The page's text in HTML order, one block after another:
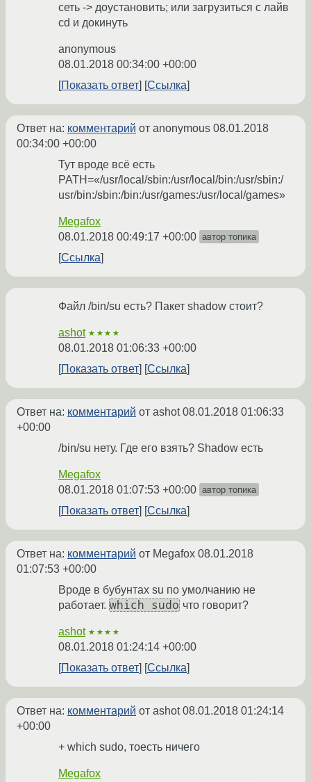
сеть -> доустановить; или загрузиться с лайв
cd и докинуть
anonymous
08.01.2018 00:34:00 +00:00
Показать ответ
Ссылка
Ответ на: комментарий от anonymous 08.01.2018
00:34:00 +00:00
Тут вроде всё есть
PATH=«/usr/local/sbin:/usr/local/bin:/usr/sbin:/
usr/bin:/sbin:/bin:/usr/games:/usr/local/games»
Megafox
08.01.2018 00:49:17 +00:00 автор топика
Ссылка
Файл /bin/su есть? Пакет shadow стоит?
ashot ★★★★
08.01.2018 01:06:33 +00:00
Показать ответ
Ссылка
Ответ на: комментарий от ashot08.01.2018 01:06:33
+00:00
/bin/su нету. Где его взять? Shadow есть
Megafox
08.01.2018 01:07:53 +00:00 автор топика
Показать ответ Ссылка
Ответ на: комментарий от Megafox 08.01.2018
01:07:53 +00:00
Вроде в бубунтах su по умолчанию не
работает. which sudo что говорит?
ashot ★★★★
08.01.2018 01:24:14 +00:00
Показать ответ
Ссылка
Ответ на: комментарий от ashot08.01.2018 01:24:14
+00:00
+ which sudo, тоесть ничего
Megafox